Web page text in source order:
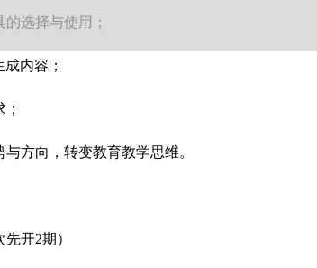
选择与使用；
内容；
向，转变教育教学思维。
开2期）